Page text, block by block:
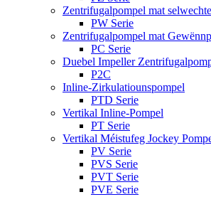
Zentrifugalpompel mat
PW Serie
Zentrifugalpompel mat
PC Serie
Duebel Impeller
P2C
Inline-Zirkulatiounspompel
PTD Serie
Vertikal Inline-Pompel
PT Serie
Vertikal Méistufeg Jockey
PV Serie
PVS Serie
PVT Serie
PVE Serie